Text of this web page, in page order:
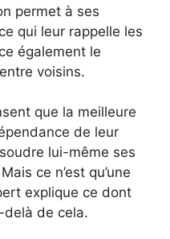
permet à ses
qui leur rappelle les
également le
voisins.
que la meilleure
de leur
lui-même ses
ce n’est qu’une
explique ce dont
de cela.